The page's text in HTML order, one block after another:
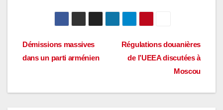
Navigation
l’article
Régulations douanières
de l’UEEA discutées à
Moscou
Démissions massives
dans un parti arménien